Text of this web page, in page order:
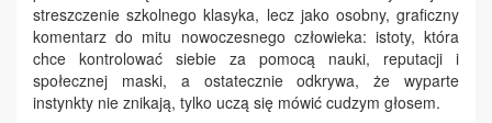
streszczenie szkolnego klasyka, lecz jako osobny, graficzny
komentarz do mitu nowoczesnego człowieka: istoty, która
chce kontrolować siebie za pomocą nauki, reputacji i
społecznej maski, a ostatecznie odkrywa, że wyparte
instynkty nie znikają, tylko uczą się mówić cudzym głosem.